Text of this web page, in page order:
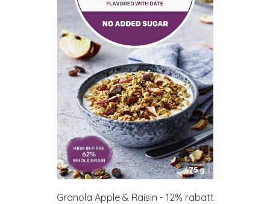
Granola Apple & Raisin - 12% rabatt